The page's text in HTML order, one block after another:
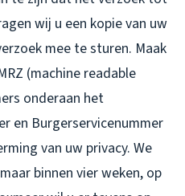
wij u een kopie van uw
mee te sturen. Maak
(machine readable
onderaan het
en Burgerservicenummer
van uw privacy. We
binnen vier weken, op